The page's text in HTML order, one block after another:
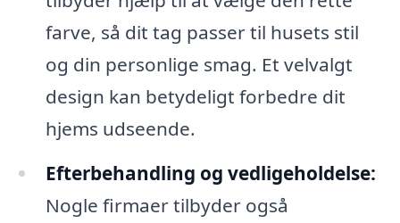
farve, så dit tag passer til husets stil
og din personlige smag. Et velvalgt
design kan betydeligt forbedre dit
hjems udseende.
Efterbehandling og vedligeholdelse:
Nogle firmaer tilbyder også